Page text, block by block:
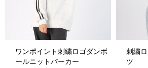
ワンポイント刺繍ロゴダンボ
ールニットパーカー
刺繍
ツ